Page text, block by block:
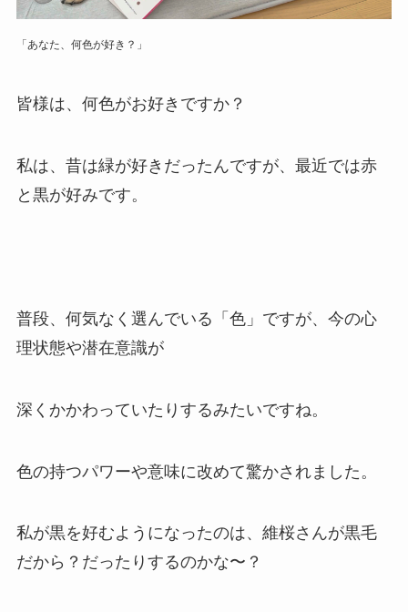
「あなた、何色が好き？」
皆様は、何色がお好きですか？
私は、昔は緑が好きだったんですが、最近では赤
と黒が好みです。
普段、何気なく選んでいる「色」ですが、今の心
理状態や潜在意識が
深くかかわっていたりするみたいですね。
色の持つパワーや意味に改めて驚かされました。
私が黒を好むようになったのは、維桜さんが黒毛
だから？だったりするのかな〜？